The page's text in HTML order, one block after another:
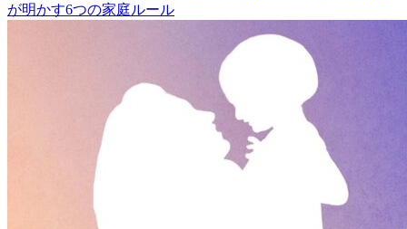
が明かす6つの家庭ルール